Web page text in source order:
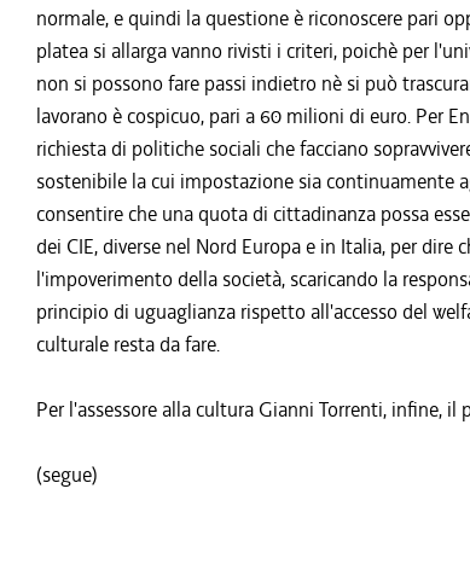
normale, e quindi la questione è riconoscere pari
platea si allarga vanno rivisti i criteri, poichè per
non si possono fare passi indietro nè si può
lavorano è cospicuo, pari a 60 milioni di euro. Per
richiesta di politiche sociali che facciano
sostenibile la cui impostazione sia continuamente
consentire che una quota di cittadinanza possa
dei CIE, diverse nel Nord Europa e in Italia, per
l'impoverimento della società, scaricando la
principio di uguaglianza rispetto all'accesso del
culturale resta da fare.
Per l'assessore alla cultura Gianni Torrenti, infine,
(segue)